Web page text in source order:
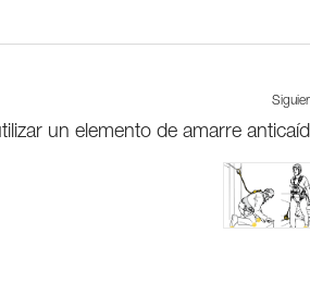
un elemento de amarre